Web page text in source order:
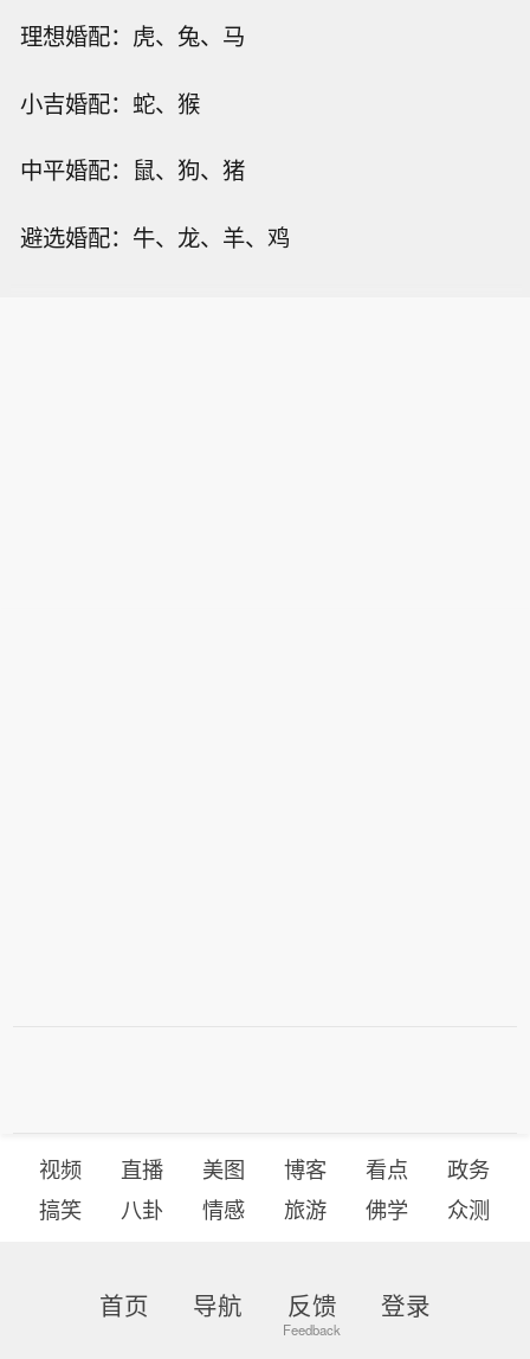
理想婚配：虎、兔、马
小吉婚配：蛇、猴
中平婚配：鼠、狗、猪
避选婚配：牛、龙、羊、鸡
视频 直播 美图 博客 看点
政务
搞笑
八卦 情感 旅游 佛学 众测
首页 导航 反馈 登录